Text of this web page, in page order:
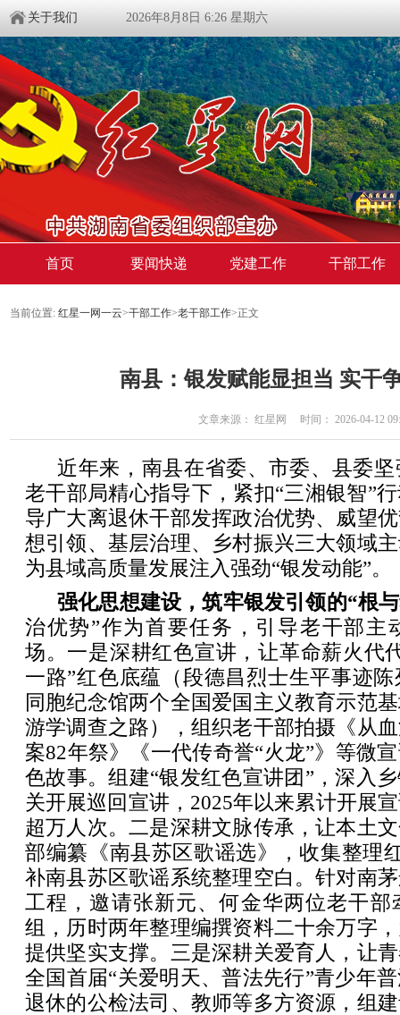
关于我们 2026年8月8日 6:26 星期六
首页 要闻快递 党建工作 干部工作
当前位置: 红星一网一云>干部工作>老干部工作>正文
南县：银发赋能显担当 实干
文章来源： 红星网 时间： 2026-04-12
近年来，南县在省委、市委、县委
老干部局精心指导下，紧扣“三湘银智”
导广大离退休干部发挥政治优势、威望
想引领、基层治理、乡村振兴三大领域
为县域高质量发展注入强劲“银发动能”。
强化思想建设，筑牢银发引领的“根
治优势”作为首要任务，引导老干部主
场。一是深耕红色宣讲，让革命薪火代
一路”红色底蕴（段德昌烈士生平事迹
同胞纪念馆两个全国爱国主义教育示范
游学调查之路），组织老干部拍摄《从
案82年祭》《一代传奇誉“火龙”》等微
色故事。组建“银发红色宣讲团”，深入
关开展巡回宣讲，2025年以来累计开展
超万人次。二是深耕文脉传承，让本土
部编纂《南县苏区歌谣选》，收集整理
补南县苏区歌谣系统整理空白。针对南
工程，邀请张新元、何金华两位老干部
组，历时两年整理编撰资料二十余万字
提供坚实支撑。三是深耕关爱育人，让
全国首届“关爱明天、普法先行”青少年
退休的公检法司、教师等多方资源，组